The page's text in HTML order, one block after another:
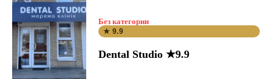
Без категории
★ 9.9
Dental Studio ★9.9